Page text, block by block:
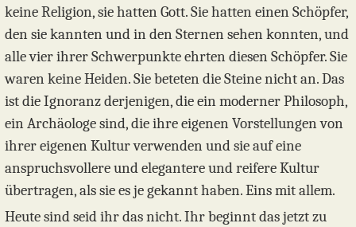
keine Religion, sie hatten Gott. Sie hatten einen Schöpfer,
den sie kannten und in den Sternen sehen konnten, und
alle vier ihrer Schwerpunkte ehrten diesen Schöpfer. Sie
waren keine Heiden. Sie beteten die Steine nicht an. Das
ist die Ignoranz derjenigen, die ein moderner Philosoph,
ein Archäologe sind, die ihre eigenen Vorstellungen von
ihrer eigenen Kultur verwenden und sie auf eine
anspruchsvollere und elegantere und reifere Kultur
übertragen, als sie es je gekannt haben. Eins mit allem.
Heute sind seid ihr das nicht. Ihr beginnt das jetzt zu